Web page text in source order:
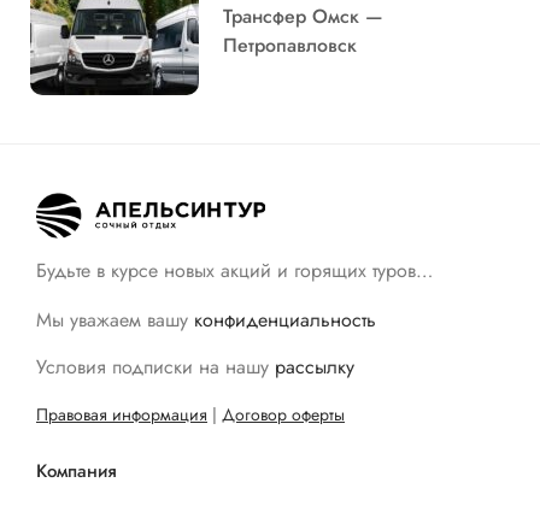
Трансфер Омск —
Петропавловск
Будьте в курсе новых акций и горящих туров…
Мы уважаем вашу конфиденциальность
Условия подписки на нашу рассылку
Правовая информация | Договор оферты
Компания